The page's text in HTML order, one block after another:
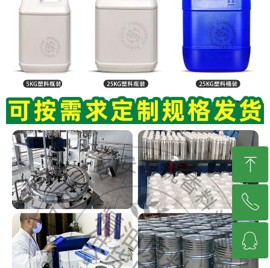
ꁸ
回到顶部
ꂅ
13617961128
ꁗ